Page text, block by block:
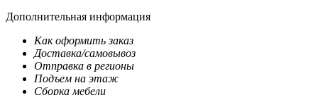
Дополнительная информация
Как оформить заказ
Доставка/самовывоз
Отправка в регионы
Подъем на этаж
Сборка мебели